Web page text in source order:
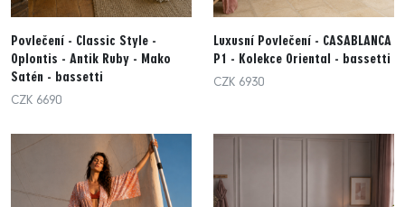
Povlečení - Classic Style -
Oplontis - Antik Ruby - Mako
Satén - bassetti
CZK 6690
Luxusní Povlečení - CASABLANCA
P1 - Kolekce Oriental - bassetti
CZK 6930